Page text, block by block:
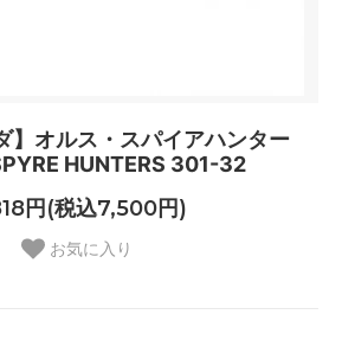
】オルス・スパイアハンター
HUNTERS 301-32
円(税込7,500円)
お気に入り